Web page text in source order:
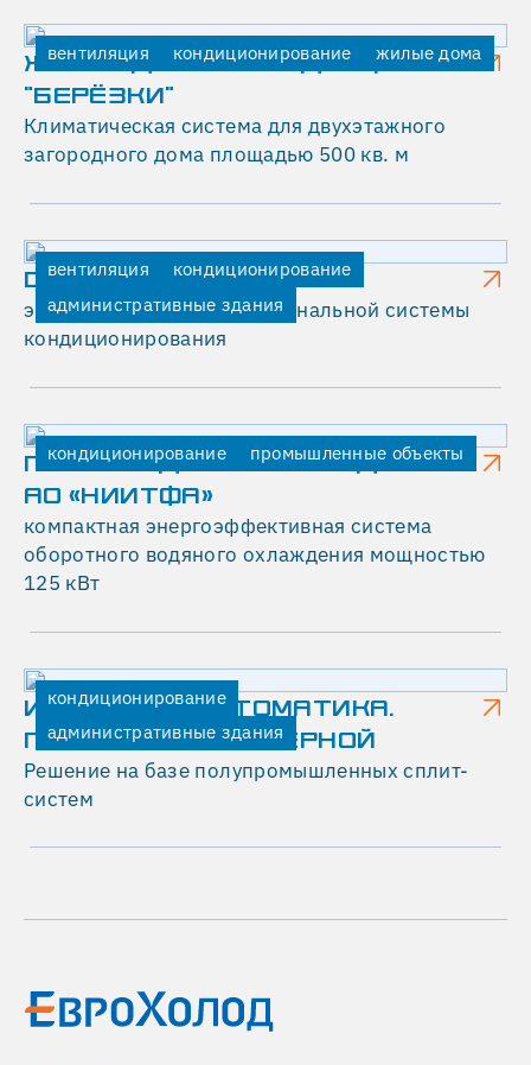
вентиляция кондиционирование жилые дома
ЖИЛОЙ ДОМ В РЕЗИДЕНЦИИ
"БЕРЁЗКИ"
Климатическая система для двухэтажного
загородного дома площадью 500 кв. м
вентиляция
кондиционирование
административные здания
DIGITAL OCTOBER
экспресс-монтаж мультизональной системы
кондиционирования
кондиционирование промышленные объекты
ПРОИЗВОДСТВЕННОЕ ЗДАНИЕ
АО «НИИТФА»
компактная энергоэффективная система
оборотного водяного охлаждения мощностью
125 кВт
кондиционирование
административные здания
ИНВЕСТГАЗАВТОМАТИКА.
ПОМЕЩЕНИЕ СЕРВЕРНОЙ
Решение на базе полупромышленных сплит-
систем
и
плотность
установленного
там
оборудования
установку
больших
промышленных
кондиционеров
шкафного
типа
(прецизионных).
принято
решение
установить
для
охлаждения
серверной
полупромышленные
настенные
сплит-
системы
Mitsubishi
Electric,
каждая
Для
отказоустойчивости